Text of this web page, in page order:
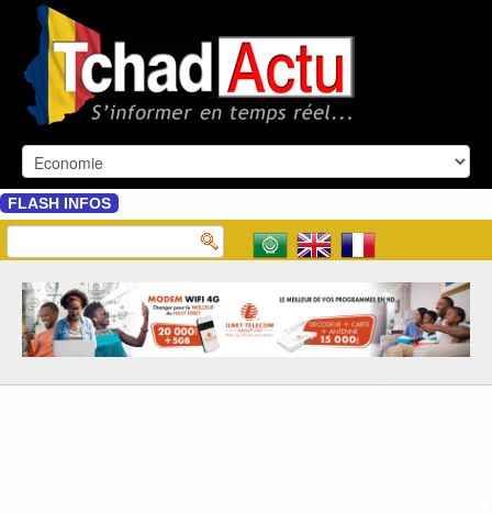
FLASH INFOS